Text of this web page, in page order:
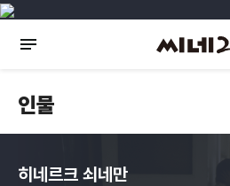
인물
히네르크 쇠네만